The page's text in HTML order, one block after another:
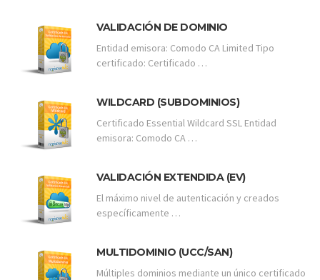
VALIDACIÓN DE DOMINIO
Entidad emisora: Comodo CA Limited Tipo
certificado: Certificado …
WILDCARD (SUBDOMINIOS)
Certificado Essential Wildcard SSL Entidad
emisora: Comodo CA …
VALIDACIÓN EXTENDIDA (EV)
El máximo nivel de autenticación y creados
específicamente …
MULTIDOMINIO (UCC/SAN)
Múltiples dominios mediante un único certificado